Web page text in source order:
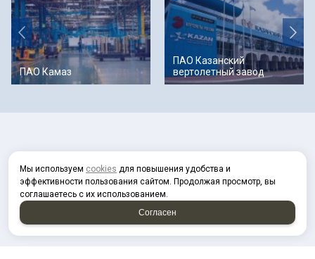
ПАО Камаз
ПАО Казанский
вертолетный завод
Мы используем cookies для повышения удобства и
эффективности пользования сайтом. Продолжая просмотр, вы
соглашаетесь с их использованием.
Согласен